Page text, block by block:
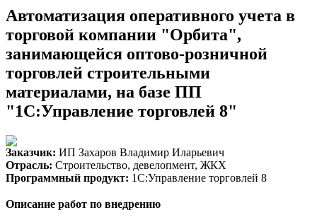
Автоматизация оперативного учета в
торговой компании "Орбита",
занимающейся оптово-розничной
торговлей строительными
материалами, на базе ПП
"1С:Управление торговлей 8"
Заказчик: ИП Захаров Владимир Иларьевич
Отрасль: Строительство, девелопмент, ЖКХ
Программный продукт: 1С:Управление торговлей 8
Описание работ по внедрению